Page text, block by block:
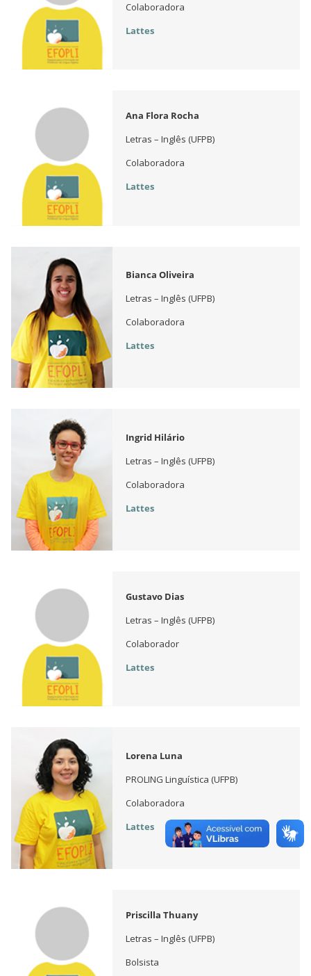
Colaboradora
Lattes
Ana Flora Rocha
Letras – Inglês (UFPB)
Colaboradora
Lattes
Bianca Oliveira
Letras – Inglês (UFPB)
Colaboradora
Lattes
Ingrid Hilário
Letras – Inglês (UFPB)
Colaboradora
Lattes
Gustavo Dias
Letras – Inglês (UFPB)
Colaborador
Lattes
Lorena Luna
PROLING Linguística (UFPB)
Colaboradora
Lattes
Priscilla Thuany
Letras – Inglês (UFPB)
Bolsista